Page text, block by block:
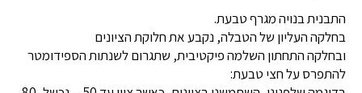
התבנית בנויה מגרף טבעת.
בחלקה העליון של הטבלה, נקבע את חלוקת הציונים
ובחלקה התחתון השלמה פיקטיבית, שתגרום לשנתות הספידומטר
להתפרס על חצי טבעת: